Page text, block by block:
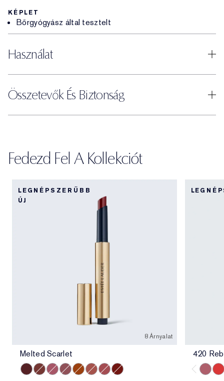
KÉPLET
Bőrgyógyász által tesztelt
Használat
Összetevők És Biztonság
Fedezd Fel A Kollekciót
LEGNÉPSZERŰBB
ÚJ
8 Árnyalat
Melted Scarlet 420